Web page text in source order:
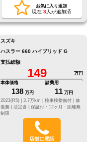
お気に入り追加
現在 3人が追加済
スズキ
ハスラー 660 ハイブリッド G
支払総額
149
万円
本体価格
138 万円
諸費用
11 万円
2023(R5) |
3.7万km | 検車検整備付 | 修
復無 | 法定含 | 保証付・12ヶ月・距離無
制限
店舗に電話